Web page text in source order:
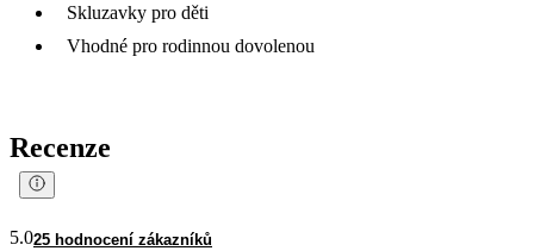
Skluzavky pro děti
Vhodné pro rodinnou dovolenou
Recenze
5.025 hodnocení zákazníků